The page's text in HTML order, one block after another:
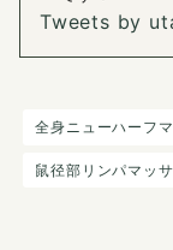
Tweets by
全身ニューハーフ
鼠径部リンパマッ